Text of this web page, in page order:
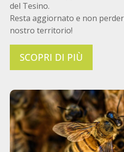
del Tesino.
Resta aggiornato e non
nostro territorio!
SCOPRI DI PIÙ